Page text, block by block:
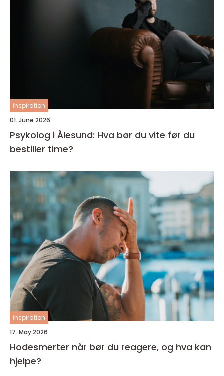
inspiration
01. June 2026
Psykolog i Ålesund: Hva bør du vite før du
bestiller time?
inspiration
17. May 2026
Hodesmerter når bør du reagere, og hva kan
hjelpe?